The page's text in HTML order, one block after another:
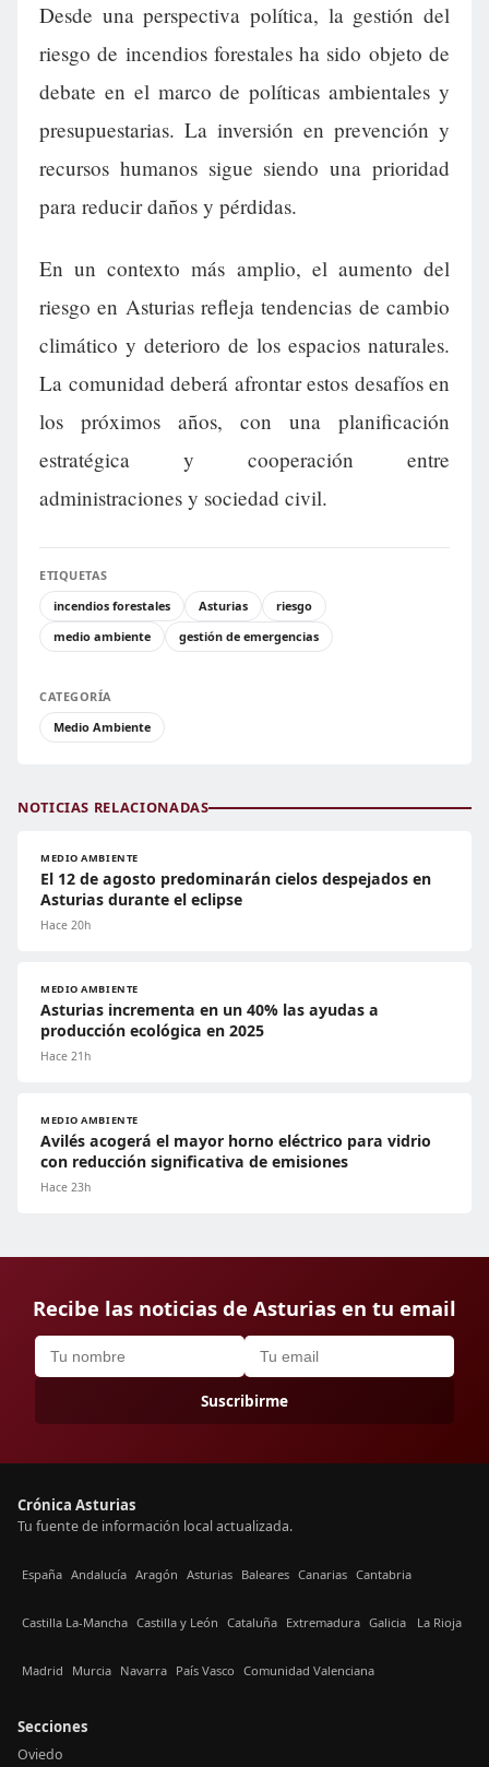
Desde una perspectiva política, la gestión del
riesgo de incendios forestales ha sido objeto de
debate en el marco de políticas ambientales y
presupuestarias. La inversión en prevención y
recursos humanos sigue siendo una prioridad
para reducir daños y pérdidas.
En un contexto más amplio, el aumento del
riesgo en Asturias refleja tendencias de cambio
climático y deterioro de los espacios naturales.
La comunidad deberá afrontar estos desafíos en
los próximos años, con una planificación
estratégica y cooperación entre
administraciones y sociedad civil.
ETIQUETAS
incendios forestales
Asturias
riesgo
medio ambiente
gestión de emergencias
CATEGORÍA
Medio Ambiente
NOTICIAS RELACIONADAS
MEDIO AMBIENTE
El 12 de agosto predominarán cielos despejados en
Asturias durante el eclipse
Hace 20h
MEDIO AMBIENTE
Asturias incrementa en un 40% las ayudas a
producción ecológica en 2025
Hace 21h
MEDIO AMBIENTE
Avilés acogerá el mayor horno eléctrico para vidrio
con reducción significativa de emisiones
Hace 23h
Recibe las noticias de Asturias en tu email
Suscribirme
Crónica Asturias
Tu fuente de información local actualizada.
España Andalucía Aragón Asturias Baleares Canarias Cantabria
Castilla La-Mancha Castilla y León Cataluña Extremadura Galicia La Rioja
Madrid Murcia Navarra País Vasco Comunidad Valenciana
Secciones
Oviedo